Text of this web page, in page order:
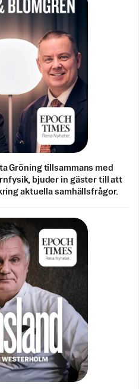
Gröning tillsammans med
bjuder in gäster till att
aktuella samhällsfrågor.